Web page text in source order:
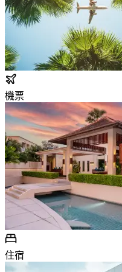
機票
住宿